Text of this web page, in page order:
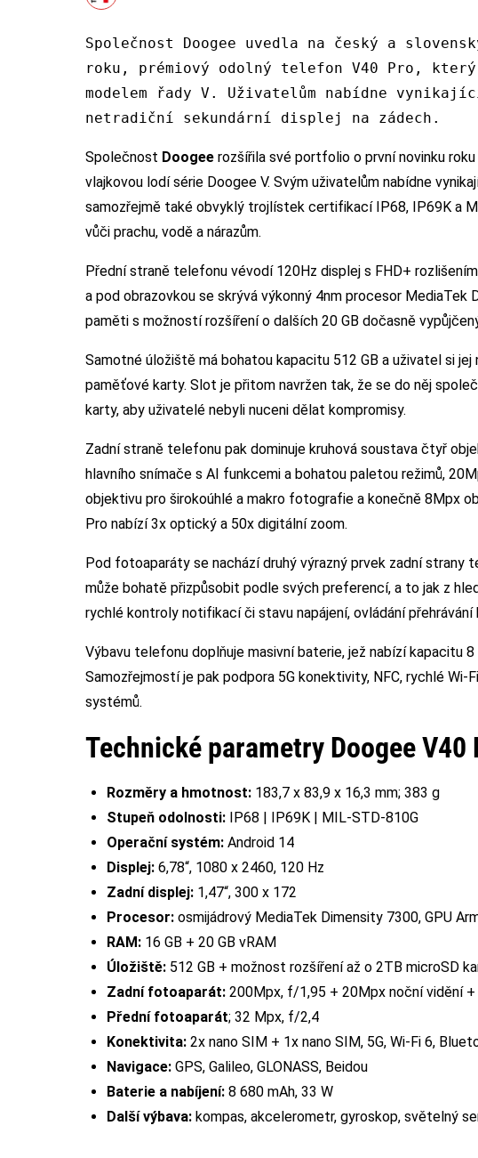
Společnost Doogee uvedla na český a
roku, prémiový odolný telefon V40 Pro,
modelem řady V. Uživatelům nabídne
netradiční sekundární displej na zádech.
Společnost Doogee rozšířila své portfolio o první novinku
vlajkovou lodí série Doogee V. Svým uživatelům nabídne
samozřejmě také obvyklý trojlístek certifikací IP68, IP69K a
vůči prachu, vodě a nárazům.
Přední straně telefonu vévodí 120Hz displej s FHD+
a pod obrazovkou se skrývá výkonný 4nm procesor MediaTek
paměti s možností rozšíření o dalších 20 GB dočasně
Samotné úložiště má bohatou kapacitu 512 GB a uživatel si
paměťové karty. Slot je přitom navržen tak, že se do něj
karty, aby uživatelé nebyli nuceni dělat kompromisy.
Zadní straně telefonu pak dominuje kruhová soustava čtyř
hlavního snímače s AI funkcemi a bohatou paletou režimů,
objektivu pro širokoúhlé a makro fotografie a konečně 8Mpx
Pro nabízí 3x optický a 50x digitální zoom.
Pod fotoaparáty se nachází druhý výrazný prvek zadní strany
může bohatě přizpůsobit podle svých preferencí, a to jak z
rychlé kontroly notifikací či stavu napájení, ovládání přehrávání
Výbavu telefonu doplňuje masivní baterie, jež nabízí kapacitu
Samozřejmostí je pak podpora 5G konektivity, NFC, rychlé Wi-
systémů.
Technické parametry Doogee V40
Rozměry a hmotnost: 183,7 x 83,9 x 16,3 mm; 383 g
Stupeň odolnosti: IP68 | IP69K | MIL-STD-810G
Operační systém: Android 14
Displej: 6,78“, 1080 x 2460, 120 Hz
Zadní displej: 1,47“, 300 x 172
Procesor: osmijádrový MediaTek Dimensity 7300, GPU
RAM: 16 GB + 20 GB vRAM
Úložiště: 512 GB + možnost rozšíření až o 2TB microSD
Zadní fotoaparát: 200Mpx, f/1,95 + 20Mpx noční vidění
Přední fotoaparát; 32 Mpx, f/2,4
Konektivita: 2x nano SIM + 1x nano SIM, 5G, Wi-Fi 6,
Navigace: GPS, Galileo, GLONASS, Beidou
Baterie a nabíjení: 8 680 mAh, 33 W
Další výbava: kompas, akcelerometr, gyroskop, světelný